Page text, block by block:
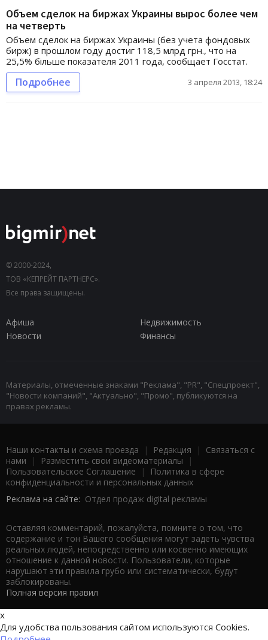
Объем сделок на биржах Украины вырос более чем
на четверть
Объем сделок на биржах Украины (без учета фондовых
бирж) в прошлом году достиг 118,5 млрд грн., что на
25,5% більше показателя 2011 года, сообщает Госстат.
Подробнее 3 апреля 2013, 18:24
© 2000-2024,
ТОВ «КЕПРЕЙТ ПАРТНЕРС».
Все права защищены.
Афиша
Недвижимость
Новости
Финансы
Материалы, отмеченные знаками "Реклама", "PR", "Спецпроект",
"Новости компаний", "Актуально", "Промо", публикуются на
правах рекламы.
Наши контакты и схема проезда | Редакция | Связаться с
нами | Разместить свои видеоматериалы |
Пользовательское Соглашение |
Политика в сфере
конфиденциальности и персональных данных
Реклама на сайте: Отдел продаж digital рекламы
Оставляя комментарий, пожалуйста, помните о том, что
содержание и тон Вашего сообщения могут задеть чувства
реальных людей, непосредственно или косвенно имеющих
отношение к данной новости. Пользователи, которые
нарушают эти правила грубо или систематически, будут
заблокированы.
Полная версия правил
x
Для удобства пользования сайтом используются Cookies.